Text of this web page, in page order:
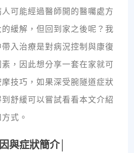
可能經過醫師開的醫囑處方
緩解，但回到家之後呢？我
入治療是對病況控制與康復
，因此想分享一套在家就可
技巧，如果深受腕隧道症狀
舒緩可以嘗試看看本文介紹
式。
與症狀簡介│